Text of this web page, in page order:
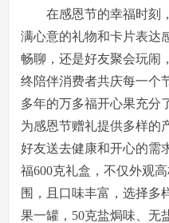
在感恩节的幸福时刻
满心意的礼物和卡片表达
畅聊，还是好友聚会玩闹
终陪伴消费者共庆每一个
多年的万多福开心果充分
为感恩节赠礼提供多样的
好友送去健康和开心的需
福600克礼盒，不仅外观
围，且口味丰富，选择多
果一罐，50克盐焗味、无